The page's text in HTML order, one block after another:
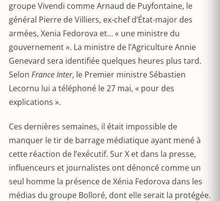
groupe Vivendi comme Arnaud de Puyfontaine, le
général Pierre de Villiers, ex-chef d’État-major des
armées, Xenia Fedorova et… « une ministre du
gouvernement ». La ministre de l’Agriculture Annie
Genevard sera identifiée quelques heures plus tard.
Selon France Inter, le Premier ministre Sébastien
Lecornu lui a téléphoné le 27 mai, « pour des
explications ».
Ces dernières semaines, il était impossible de
manquer le tir de barrage médiatique ayant mené à
cette réaction de l’exécutif. Sur X et dans la presse,
influenceurs et journalistes ont dénoncé comme un
seul homme la présence de Xénia Fedorova dans les
médias du groupe Bolloré, dont elle serait la protégée.